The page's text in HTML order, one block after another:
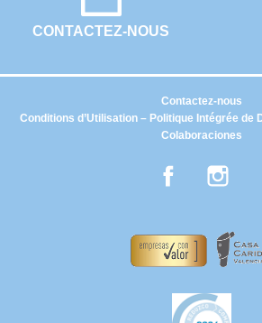
CONTACTEZ-NOUS
Conditions d’Utilisation – Politique Intégrée de
Colaboraciones
Contactez-nous
Facebook